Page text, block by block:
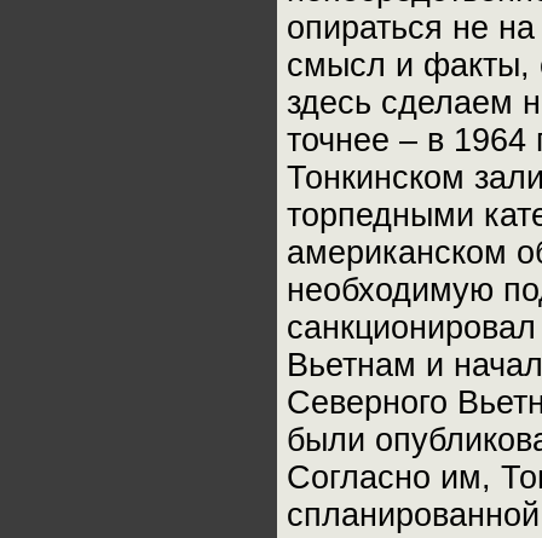
опираться не
смысл и факты,
здесь сделаем
точнее – в
Тонкинском
торпедными
американском
необходимую
Вьетнам и
Северного
были
Согласно им,